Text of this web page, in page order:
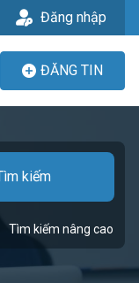
Đăng nhập
ĐĂNG TIN
kiếm
Tìm kiếm nâng cao